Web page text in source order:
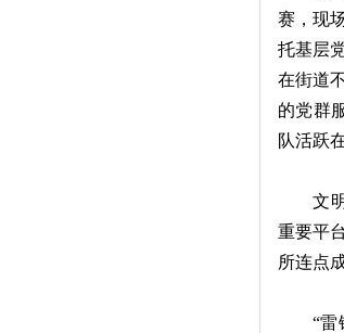
赛，现
托基层
在街道
的党群
队活跃
文明
重要平
所连点
“雷锋